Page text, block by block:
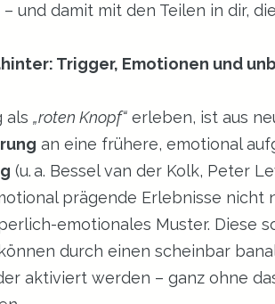
und damit mit den Teilen in dir,
Trigger, Emotionen und
als „roten Knopf“ erleben, ist aus
an eine frühere, emotional
(u. a. Bessel van der Kolk, Peter
prägende Erlebnisse nicht
emotionales Muster. Diese
können durch einen scheinbar
aktiviert werden – ganz ohne